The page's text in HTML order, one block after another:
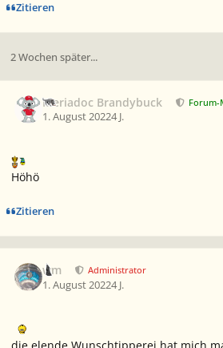
Zitieren
2 Wochen später...
Meriadoc Brandybuck
1. August 20224 J.
Höhö
Zitieren
wm Administrator
1. August 20224 J.